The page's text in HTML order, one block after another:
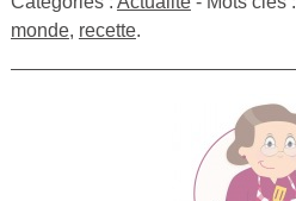
monde, recette.